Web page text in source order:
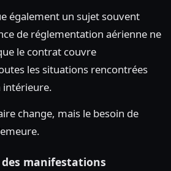
également un sujet souvent
de réglementation aérienne ne
le contrat couvre
les situations rencontrées
intérieure.
change, mais le besoin de
manifestations